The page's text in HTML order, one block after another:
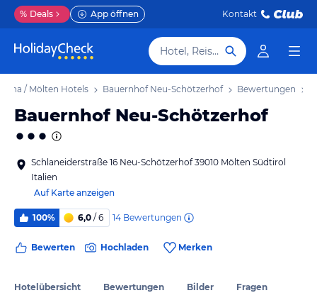
% Deals App öffnen Kontakt
Hotel, Reiseziel
/ Mölten Hotels Bauernhof Neu-Schötzerhof Bewertungen
Bauernhof Neu-Schötzerhof
Schlaneiderstraße 16 Neu-Schötzerhof 39010 Mölten Südtirol
Italien
Auf Karte anzeigen
100% 6,0 / 6 14 Bewertungen
Bewerten Hochladen Merken
Hotelübersicht Bewertungen Bilder Fragen